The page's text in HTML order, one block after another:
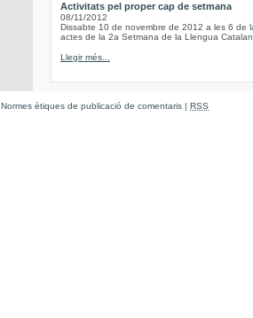
Activitats pel proper cap de setmana
08/11/2012
Dissabte 10 de novembre de 2012 a les 6 de
actes de la 2a Setmana de la Llengua
Llegir més...
Normes ètiques de publicació de comentaris | RSS